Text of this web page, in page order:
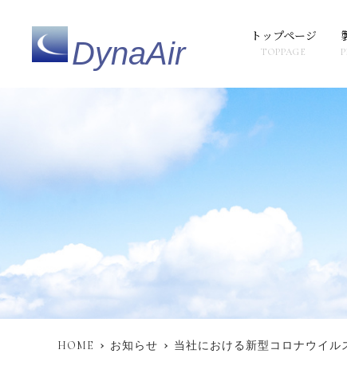
DynaAir
トップページ
TOPPAGE
HOME お知らせ 当社における新型コロナウイル